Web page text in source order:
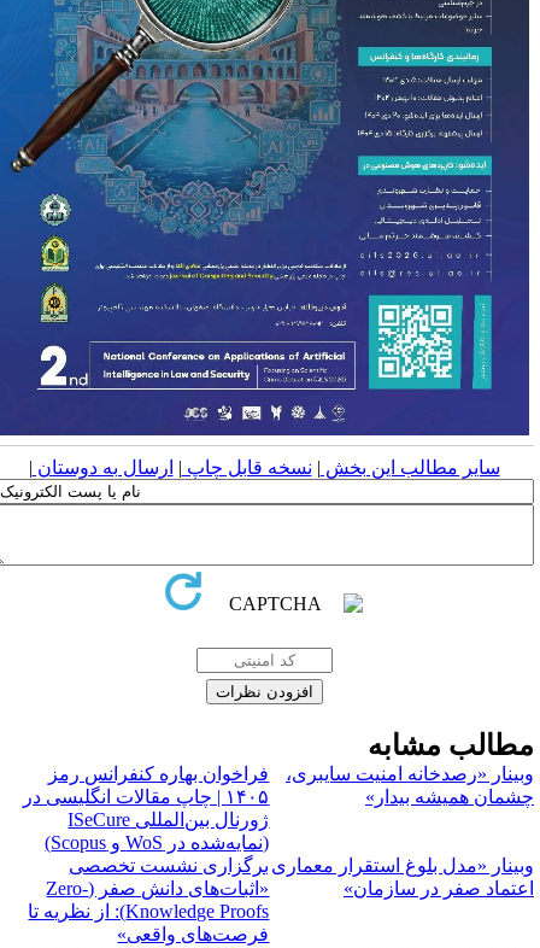
سایر مطالب این بخش | نسخه قابل چاپ| ارسال به دوستان|
مشابه
«رصدخانه امنیت سایبری،
همیشه بیدار»
فراخوان بهاره کنفرانس رمز
۱۴۰۵ | چاپ مقالات انگلیسی در
ژورنال بین‌المللی ISeCure
(نمایه‌شده در WoS و Scopus)
«مدل بلوغ استقرار معماری
صفر در سازمان»
برگزاری نشست تخصصی
«اثبات‌های دانش صفر (Zero-
Knowledge Proofs): از نظریه تا
فرصت‌های واقعی»